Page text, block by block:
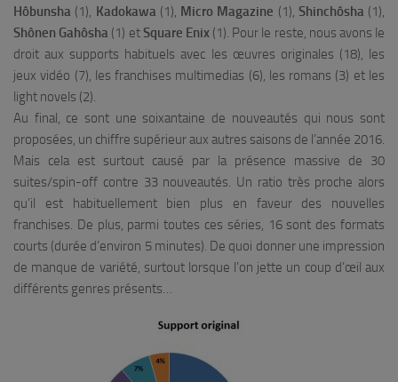
Hôbunsha (1), Kadokawa (1), Micro Magazine (1), Shinchôsha (1),
Shônen Gahôsha (1) etSquare Enix(1). Pour le reste, nous avons le
droit aux supports habituels avec les œuvres originales (18), les
jeux vidéo (7), les franchises multimedias (6), les romans (3) et les
light novels (2).
Au final, ce sont une soixantaine de nouveautés qui nous sont
proposées, un chiffre supérieur aux autres saisons de l’année 2016.
Mais cela est surtout causé par la présence massive de 30
suites/spin-off contre 33 nouveautés. Un ratio très proche alors
qu’il est habituellement bien plus en faveur des nouvelles
franchises. De plus, parmi toutes ces séries, 16 sont des formats
courts (durée d’environ 5 minutes). De quoi donner une impression
de manque de variété, surtout lorsque l’on jette un coup d’œil aux
différents genres présents…